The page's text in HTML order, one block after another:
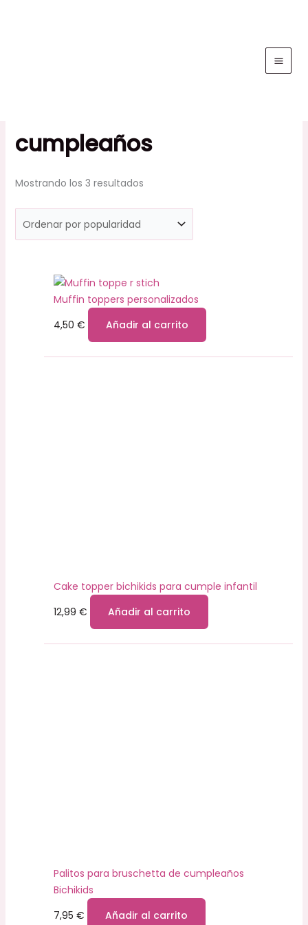
cumpleaños
Mostrando los 3 resultados
Muffin toppers personalizados
4,50 € Añadir al carrito
Cake topper bichikids para cumple infantil
12,99 € Añadir al carrito
Palitos para bruschetta de cumpleaños
Bichikids
7,95 € Añadir al carrito